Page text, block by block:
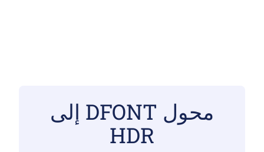
محول DFONT إلى
HDR